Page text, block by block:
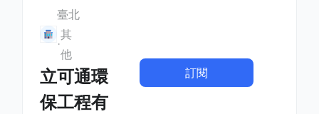
臺北
其
他
立可通環
保工程有
訂閱